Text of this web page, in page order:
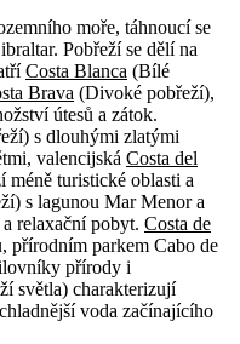
moře, táhnoucí se
Pobřeží se dělí na
Costa Blanca (Bílé
Brava (Divoké pobřeží),
útesů a zátok.
s dlouhými zlatými
valencijská Costa del
turistické oblasti a
s lagunou Mar Menor a
relaxační pobyt. Costa de
přírodním parkem Cabo de
přírody i
světla) charakterizují
voda začínajícího